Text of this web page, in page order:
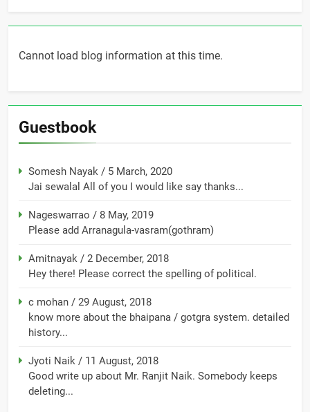
Cannot load blog information at this time.
Guestbook
Somesh Nayak / 5 March, 2020
Jai sewalal All of you I would like say thanks...
Nageswarrao / 8 May, 2019
Please add Arranagula-vasram(gothram)
Amitnayak / 2 December, 2018
Hey there! Please correct the spelling of political.
c mohan / 29 August, 2018
know more about the bhaipana / gotgra system. detailed
history...
Jyoti Naik / 11 August, 2018
Good write up about Mr. Ranjit Naik. Somebody keeps
deleting...